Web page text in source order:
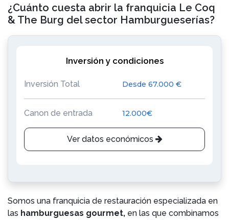
¿Cuánto cuesta abrir la franquicia Le Coq
& The Burg del sector Hamburgueserías?
Inversión y condiciones
Inversión Total Desde 67.000 €
Canon de entrada 12.000€
Ver datos económicos
Somos una franquicia de restauración especializada en
las hamburguesas gourmet, en las que combinamos